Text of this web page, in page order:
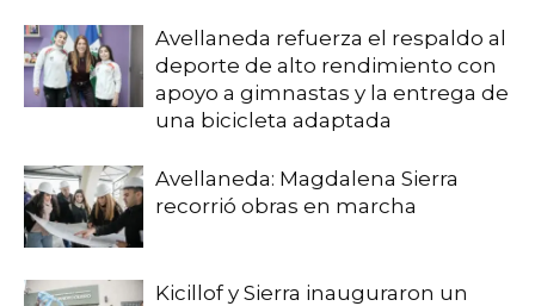
Avellaneda refuerza el respaldo al
deporte de alto rendimiento con
apoyo a gimnastas y la entrega de
una bicicleta adaptada
Avellaneda: Magdalena Sierra
recorrió obras en marcha
Kicillof y Sierra inauguraron un